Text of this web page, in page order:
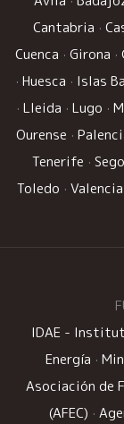
Cantabria ·
Cuenca · Girona ·
· Huesca · Islas
· Lleida · Lugo ·
Ourense ·
Tenerife ·
Toledo · Valencia
IDAE -
Energía ·
Asociación de
(AFEC) ·